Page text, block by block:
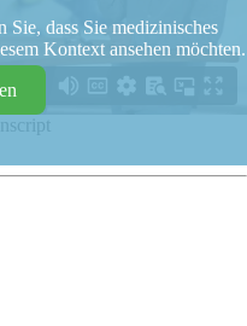
dass Sie medizinisches
Kontext ansehen möchten.